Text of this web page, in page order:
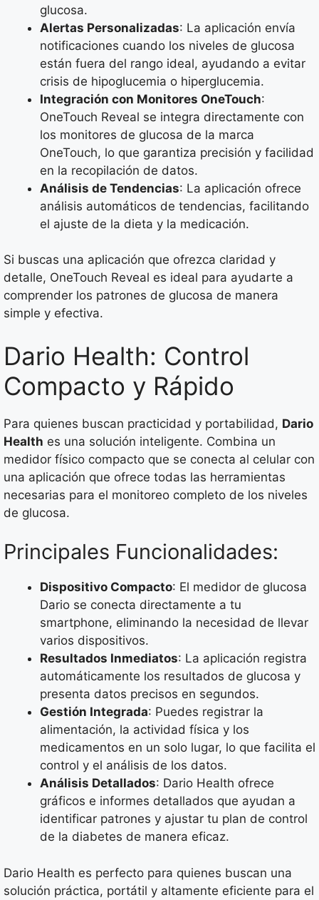
glucosa.
Alertas Personalizadas: La aplicación envía
notificaciones cuando los niveles de glucosa
están fuera del rango ideal, ayudando a evitar
crisis de hipoglucemia o hiperglucemia.
Integración con Monitores OneTouch:
OneTouch Reveal se integra directamente con
los monitores de glucosa de la marca
OneTouch, lo que garantiza precisión y facilidad
en la recopilación de datos.
Análisis de Tendencias: La aplicación ofrece
análisis automáticos de tendencias, facilitando
el ajuste de la dieta y la medicación.
Si buscas una aplicación que ofrezca claridad y
detalle, OneTouch Reveal es ideal para ayudarte a
comprender los patrones de glucosa de manera
simple y efectiva.
Dario Health: Control
Compacto y Rápido
Para quienes buscan practicidad y portabilidad, Dario
Health es una solución inteligente. Combina un
medidor físico compacto que se conecta al celular con
una aplicación que ofrece todas las herramientas
necesarias para el monitoreo completo de los niveles
de glucosa.
Principales Funcionalidades:
Dispositivo Compacto: El medidor de glucosa
Dario se conecta directamente a tu
smartphone, eliminando la necesidad de llevar
varios dispositivos.
Resultados Inmediatos: La aplicación registra
automáticamente los resultados de glucosa y
presenta datos precisos en segundos.
Gestión Integrada: Puedes registrar la
alimentación, la actividad física y los
medicamentos en un solo lugar, lo que facilita el
control y el análisis de los datos.
Análisis Detallados: Dario Health ofrece
gráficos e informes detallados que ayudan a
identificar patrones y ajustar tu plan de control
de la diabetes de manera eficaz.
Dario Health es perfecto para quienes buscan una
solución práctica, portátil y altamente eficiente para el